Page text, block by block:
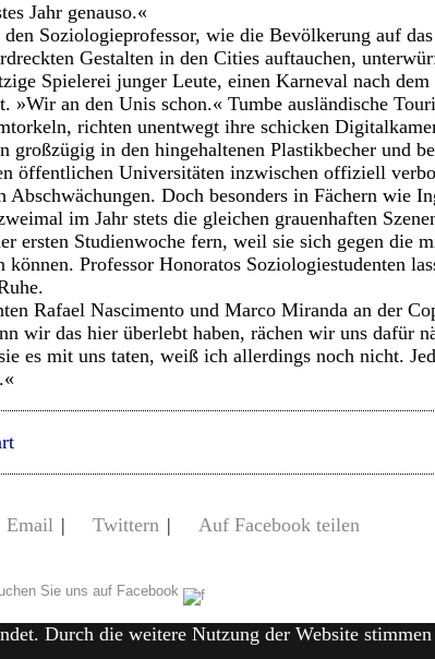
Jahr genauso.«
Soziologieprofessor, wie die Bevölkerung auf
Gestalten in den Cities auftauchen,
Spielerei junger Leute, einen Karneval nach
»Wir an den Unis schon.« Tumbe ausländische
richten unentwegt ihre schicken
großzügig in den hingehaltenen Plastikbecher und
öffentlichen Universitäten inzwischen offiziell
Doch besonders in Fächern wie
im Jahr stets die gleichen grauenhaften
ersten Studienwoche fern, weil sie sich gegen die
können. Professor Honoratos Soziologiestudenten
Rafael Nascimento und Marco Miranda an der
wir das hier überlebt haben, rächen wir uns dafür
es mit uns taten, weiß ich allerdings noch nicht.
Email | Twittern | Auf Facebook teilen
Sie uns auf Facebook
Durch die weitere Nutzung der Website